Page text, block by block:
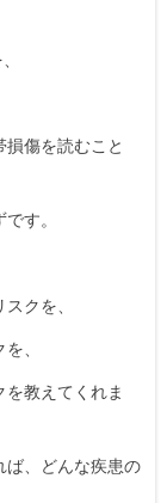
傷を読むこと
す。
クを、
、
教えてくれま
ば、どんな疾患の